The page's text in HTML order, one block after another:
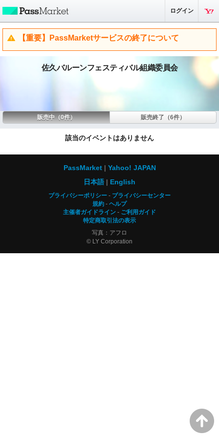
ログイン
【重要】PassMarketサービスの終了について
佐久バルーンフェスティバル組織委員会
販売中（0件） 販売終了（6件）
該当のイベントはありません
PassMarket
Yahoo! JAPAN
日本語
English
プライバシーポリシー
プライバシーセンター
規約
ヘルプ
主催者ガイドライン
ご利用ガイド
特定商取引法の表示
写真：アフロ
© LY Corporation